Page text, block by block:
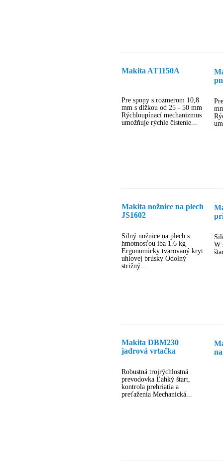
Makita AT1150A
Pre spony s rozmerom 10,8
mm s dĺžkou od 25 - 50 mm
Rýchloupínací mechanizmus
umožňuje rýchle čistenie...
Makita nožnice na plech
JS1602
Silný nožnice na plech s
hmotnosťou iba 1.6 kg
Ergonomicky tvarovaný kryt
uhlovej brúsky Odolný
strižný...
W
Makita DBM230
jadrová vrtačka
Robustná trojrýchlostná
prevodovka Ľahký štart,
kontrola prehriatia a
preťaženia Mechanická...